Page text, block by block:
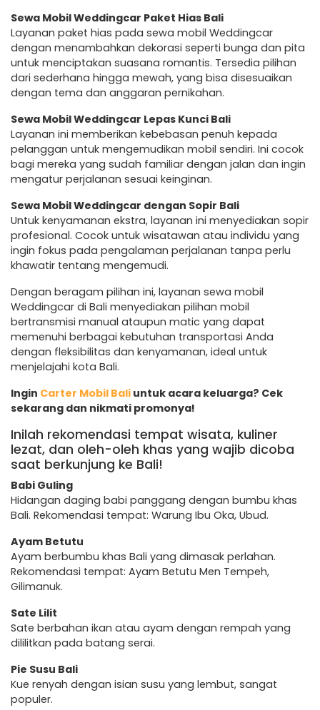
Sewa Mobil Weddingcar Paket Hias Bali
Layanan paket hias pada sewa mobil Weddingcar
dengan menambahkan dekorasi seperti bunga dan pita
untuk menciptakan suasana romantis. Tersedia pilihan
dari sederhana hingga mewah, yang bisa disesuaikan
dengan tema dan anggaran pernikahan.
Sewa Mobil Weddingcar Lepas Kunci Bali
Layanan ini memberikan kebebasan penuh kepada
pelanggan untuk mengemudikan mobil sendiri. Ini cocok
bagi mereka yang sudah familiar dengan jalan dan ingin
mengatur perjalanan sesuai keinginan.
Sewa Mobil Weddingcar dengan Sopir Bali
Untuk kenyamanan ekstra, layanan ini menyediakan sopir
profesional. Cocok untuk wisatawan atau individu yang
ingin fokus pada pengalaman perjalanan tanpa perlu
khawatir tentang mengemudi.
Dengan beragam pilihan ini, layanan sewa mobil
Weddingcar di Bali menyediakan pilihan mobil
bertransmisi manual ataupun matic yang dapat
memenuhi berbagai kebutuhan transportasi Anda
dengan fleksibilitas dan kenyamanan, ideal untuk
menjelajahi kota Bali.
Ingin Carter Mobil Bali untuk acara keluarga? Cek
sekarang dan nikmati promonya!
Inilah rekomendasi tempat wisata, kuliner
lezat, dan oleh-oleh khas yang wajib dicoba
saat berkunjung ke Bali!
Babi Guling
Hidangan daging babi panggang dengan bumbu khas
Bali. Rekomendasi tempat: Warung Ibu Oka, Ubud.
Ayam Betutu
Ayam berbumbu khas Bali yang dimasak perlahan.
Rekomendasi tempat: Ayam Betutu Men Tempeh,
Gilimanuk.
Sate Lilit
Sate berbahan ikan atau ayam dengan rempah yang
dililitkan pada batang serai.
Pie Susu Bali
Kue renyah dengan isian susu yang lembut, sangat
populer.